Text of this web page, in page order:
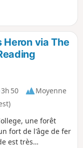
via The
3h 50
Moyenne
une forêt
fort de l'âge de fer
est très